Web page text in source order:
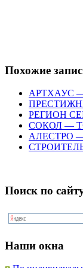
Похожие
АРТХАУС
РЕГИОН
СОКОЛ —
АЛЕСТРО
Поиск по
Наши окна